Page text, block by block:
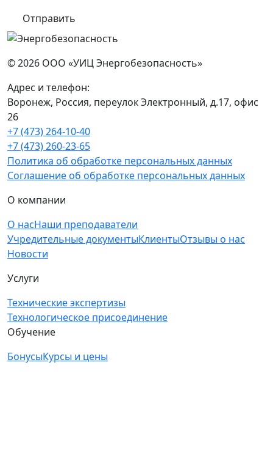
Отправить
© 2026 ООО «УИЦ Энергобезопасность»
Адрес и телефон:
Воронеж, Россия, переулок Электронный, д.17, офис
26
+7 (473) 264-10-40
+7 (473) 260-23-65
Политика об обработке персональных данных
Соглашение об обработке персональных данных
О компании
О насНаши преподаватели
Учредительные документыКлиентыОтзывы о нас
Новости
Услуги
Технические экспертизы
Технологическое присоединение
Обучение
БонусыКурсы и цены